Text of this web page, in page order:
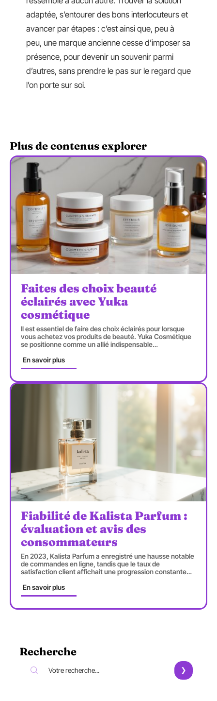
adaptée, s’entourer des bons interlocuteurs et
avancer par étapes : c’est ainsi que, peu à
peu, une marque ancienne cesse d’imposer sa
présence, pour devenir un souvenir parmi
d’autres, sans prendre le pas sur le regard que
l’on porte sur soi.
Plus de contenus explorer
Faites des choix beauté
éclairés avec Yuka
cosmétique
Il est essentiel de faire des choix éclairés pour lorsque
vous achetez vos produits de beauté. Yuka Cosmétique
se positionne comme un allié indispensable…
En savoir plus
Fiabilité de Kalista Parfum :
évaluation et avis des
consommateurs
En 2023, Kalista Parfum a enregistré une hausse notable
de commandes en ligne, tandis que le taux de
satisfaction client affichait une progression constante…
En savoir plus
Recherche